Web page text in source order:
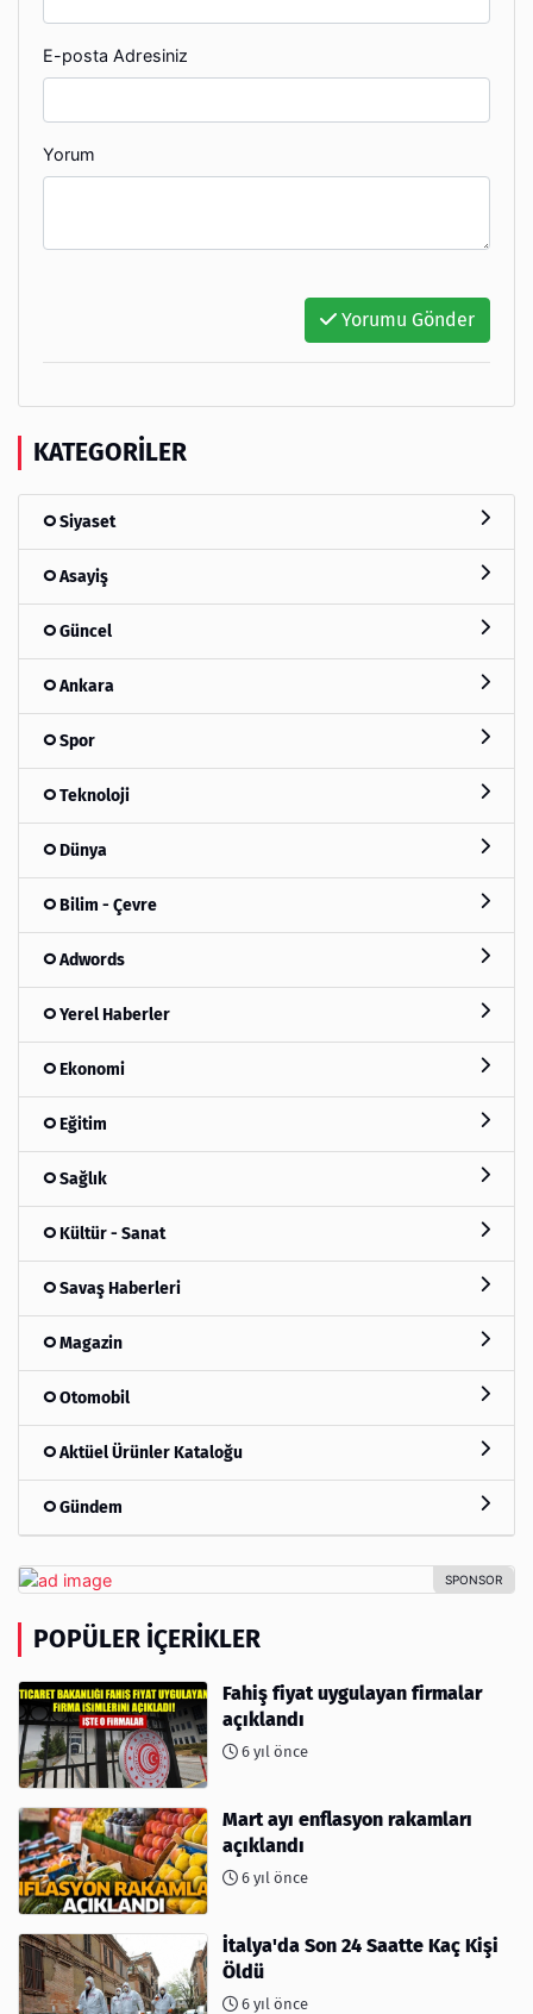
E-posta Adresiniz
Yorum
Yorumu Gönder
KATEGORILER
Siyaset
Asayiş
Güncel
Ankara
Spor
Teknoloji
Dünya
Bilim - Çevre
Adwords
Yerel Haberler
Ekonomi
Eğitim
Sağlık
Kültür - Sanat
Savaş Haberleri
Magazin
Otomobil
Aktüel Ürünler Kataloğu
Gündem
POPÜLER İÇERIKLER
Fahiş fiyat uygulayan firmalar
açıklandı
6 yıl önce
Mart ayı enflasyon rakamları
açıklandı
6 yıl önce
İtalya'da Son 24 Saatte Kaç Kişi
Öldü
6 yıl önce